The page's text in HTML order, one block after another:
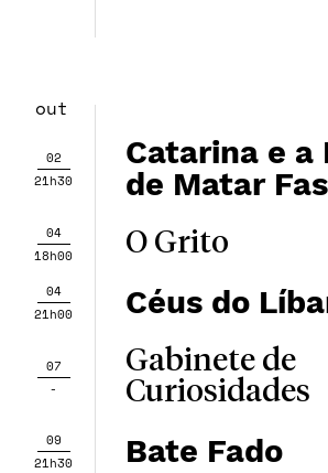
out
02
21h30
Catarina e a
de Matar
04
18h00
O Grito
04
21h00
Céus do
07
-
Gabinete de
Curiosidades
09
21h30
Bate Fado